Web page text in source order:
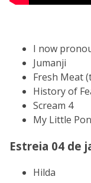
I now
Jumanji
Fresh Meat
History of
Scream 4
My Little
Estreia 04 de
Hilda